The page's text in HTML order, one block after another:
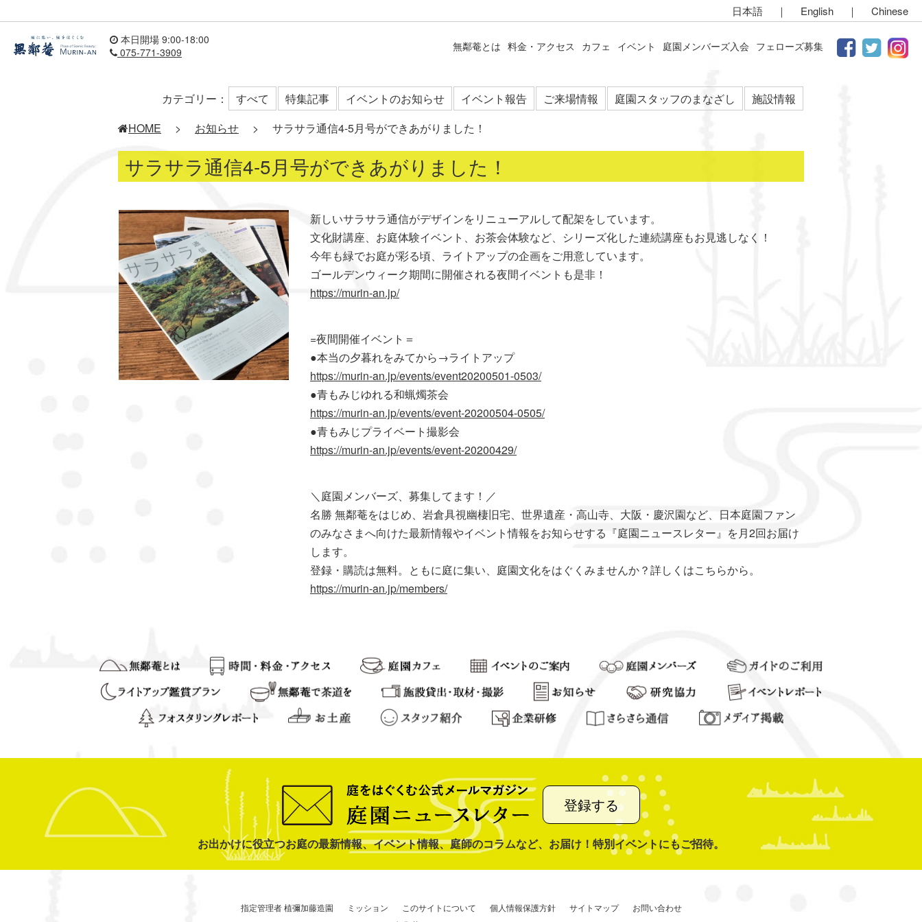
日本語 ｜ English ｜ Chinese
本日開場 9:00-18:00
075-771-3909
無鄰菴とは 料金・アクセス カフェ イベント 庭園メンバーズ入会 フェローズ募集
カテゴリー： すべて 特集記事 イベントのお知らせ イベント報告 ご来場情報 庭園スタッフのまなざし
施設情報
HOME
> お知らせ > サラサラ通信4-5月号ができあがりました！
サラサラ通信4-5月号ができあがりました！
新しいサラサラ通信がデザインをリニューアルして配架をしています。
文化財講座、お庭体験イベント、お茶会体験など、シリーズ化した連続講座もお見逃しなく！
今年も緑でお庭が彩る頃、ライトアップの企画をご用意しています。
ゴールデンウィーク期間に開催される夜間イベントも是非！
https://murin-an.jp/
=夜間開催イベント＝
●本当の夕暮れをみてから→ライトアップ
https://murin-an.jp/events/event20200501-0503/
●青もみじゆれる和蝋燭茶会
https://murin-an.jp/events/event-20200504-0505/
●青もみじプライベート撮影会
https://murin-an.jp/events/event-20200429/
＼庭園メンバーズ、募集してます！／
名勝 無鄰菴をはじめ、岩倉具視幽棲旧宅、世界遺産・高山寺、大阪・慶沢園など、日本庭園ファン
のみなさまへ向けた最新情報やイベント情報をお知らせする『庭園ニュースレター』を月2回お届け
します。
登録・購読は無料。ともに庭に集い、庭園文化をはぐくみませんか？詳しくはこちらから。
https://murin-an.jp/members/
登録する
お出かけに役立つお庭の最新情報、イベント情報、庭師のコラムなど、お届け！特別イベントにもご招待。
指定管理者 植彌加藤造園 ミッション このサイトについて 個人情報保護方針 サイトマップ
お問い合わせ